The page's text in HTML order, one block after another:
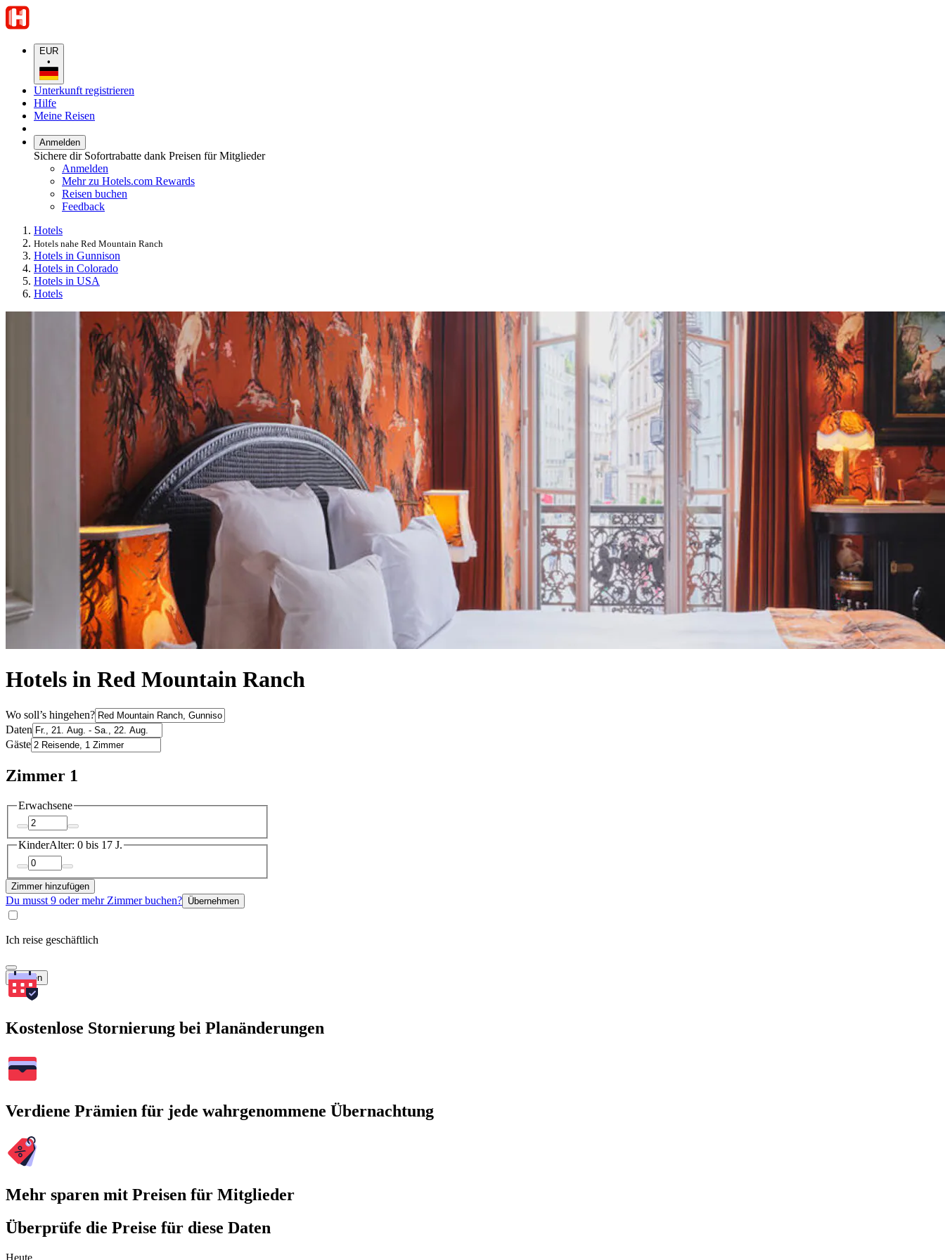
EUR
•
Unterkunft registrieren
Hilfe
Meine Reisen
Anmelden
Sichere dir Sofortrabatte dank Preisen für Mitglieder
Anmelden
Mehr zu Hotels.com Rewards
Reisen buchen
Feedback
Hotels
Hotels nahe Red Mountain Ranch
Hotels in Gunnison
Hotels in Colorado
Hotels in USA
Hotels
Hotels in Red Mountain Ranch
Wo soll’s hingehen?
Daten
Gäste
Zimmer 1
Erwachsene
KinderAlter: 0 bis 17 J.
Zimmer hinzufügen
Du musst 9 oder mehr Zimmer buchen? Übernehmen
Ich reise geschäftlich
Suchen
Kostenlose Stornierung bei Planänderungen
Verdiene Prämien für jede wahrgenommene Übernachtung
Mehr sparen mit Preisen für Mitglieder
Überprüfe die Preise für diese Daten